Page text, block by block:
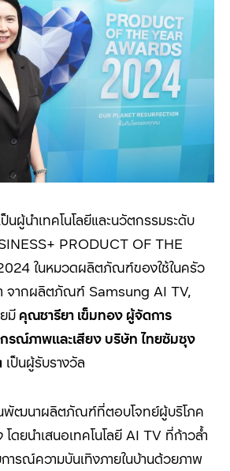
ผู้นำเทคโนโลยีและนวัตกรรมระดับ
PRODUCT OF THE
ในหมวดผลิตภัณฑ์ของใช้ในครัว
า จากผลิตภัณฑ์ Samsung AI TV,
มี คุณชารียา เข็มทอง ผู้จัดการ
ณ์ภาพและเสียง บริษัท ไทยซัมซุง
เป็นผู้รับรางวัล
พัฒนาผลิตภัณฑ์ที่ตอบโจทย์ผู้บริโภค
ดยนำเสนอเทคโนโลยี AI TV ที่ก้าวล้ำ
ารณ์ความบันเทิงภายในบ้านด้วยภาพ